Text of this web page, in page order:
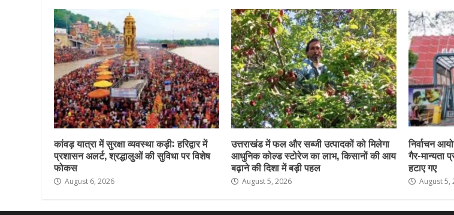
कांवड़ यात्रा में सुरक्षा व्यवस्था कड़ी: हरिद्वार में
प्रशासन अलर्ट, श्रद्धालुओं की सुविधा पर विशेष
फोकस
August 6, 2026
उत्तराखंड में फल और सब्जी उत्पादकों को मिलेगा
आधुनिक कोल्ड स्टोरेज का लाभ, किसानों की आय
बढ़ाने की दिशा में बड़ी पहल
August 5, 2026
निर्वाचन
गैर-मान्यता
हटाए गए
August 5,